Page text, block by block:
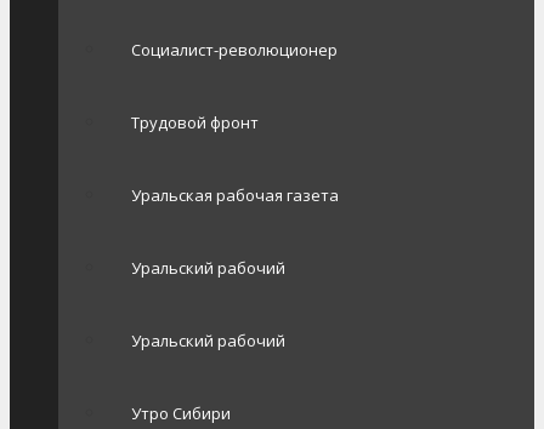
Социалист-революционер
Трудовой фронт
Уральская рабочая газета
Уральский рабочий
Уральский рабочий
Утро Сибири